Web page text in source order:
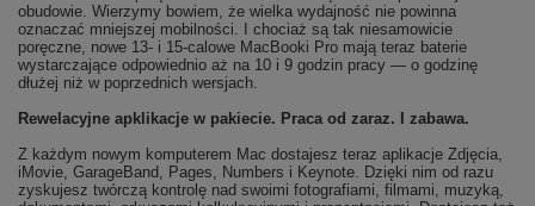
obudowie. Wierzymy bowiem, że wielka wydajność nie powinna
oznaczać mniejszej mobilności. I chociaż są tak niesamowicie
poręczne, nowe 13- i 15-calowe MacBooki Pro mają teraz baterie
wystarczające odpowiednio aż na 10 i 9 godzin pracy — o godzinę
dłużej niż w poprzednich wersjach.
Rewelacyjne apklikacje w pakiecie. Praca od zaraz. I zabawa.
Z każdym nowym komputerem Mac dostajesz teraz aplikacje Zdjęcia,
iMovie, GarageBand, Pages, Numbers i Keynote. Dzięki nim od razu
zyskujesz twórczą kontrolę nad swoimi fotografiami, filmami, muzyką,